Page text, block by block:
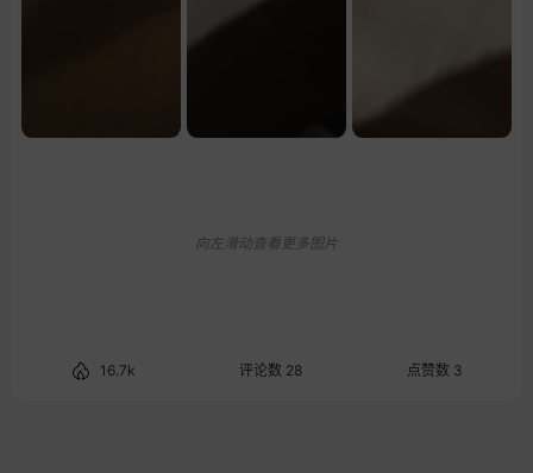
向左滑动查看更多图片
16.7k 评论数 28 点赞数 3